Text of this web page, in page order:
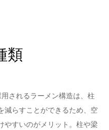
類
されるラーメン構造は、柱
減らすことができるため、空
やすいのがメリット。柱や梁